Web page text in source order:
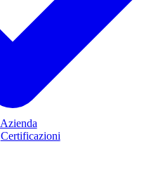
Azienda
Certificazioni